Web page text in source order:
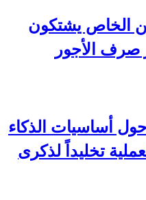
الخاص يشتكون
الأجور
أساسيات الذكاء
تخليداً لذكرى